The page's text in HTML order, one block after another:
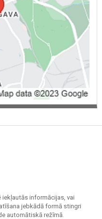
informācijas, vai
jebkādā formā stingri
automātiskā režīmā.